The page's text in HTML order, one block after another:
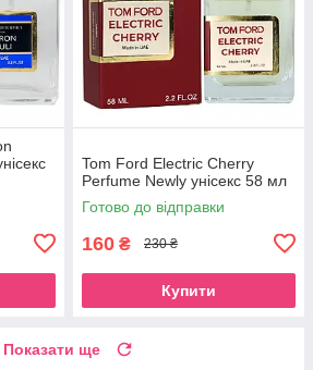
Tom Ford Electric Cherry
Perfume Newly унісекс 58 мл
Готово до відправки
160 ₴ 230 ₴
Купити
Показати ще